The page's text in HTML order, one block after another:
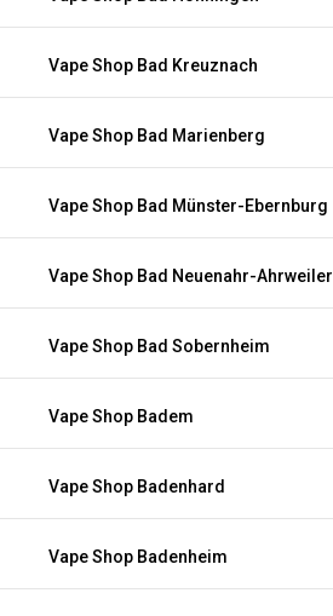
Vape Shop Bad Kreuznach
Vape Shop Bad Marienberg
Vape Shop Bad Münster-Ebernburg
Vape Shop Bad Neuenahr-Ahrweiler
Vape Shop Bad Sobernheim
Vape Shop Badem
Vape Shop Badenhard
Vape Shop Badenheim